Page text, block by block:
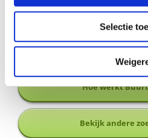
Selectie
coördinator Buurtgezinnen
Aanmelden als
Hoe werkt
Bekijk andere